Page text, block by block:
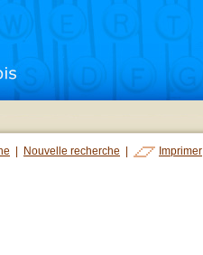
Nouvelle recherche Imprimer